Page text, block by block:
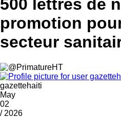
500 lettres de
promotion
secteur
gazettehaiti
May
02
/ 2026